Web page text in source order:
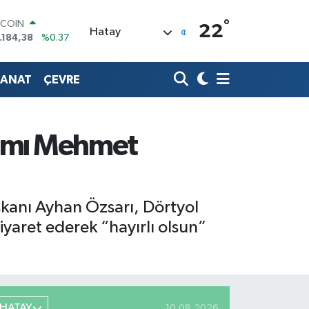
%0.37
%-0.01
ALTIN
%0.05
Hatay 22°
ÇEVRE
Mehmet
Ayhan Özsarı, Dörtyol
ederek “hayırlı olsun”